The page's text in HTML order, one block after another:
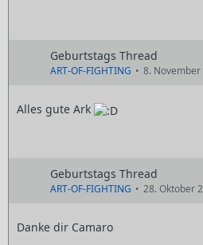
Geburtstags Thread
ART-OF-FIGHTING 8.
Alles gute Ark
Geburtstags Thread
ART-OF-FIGHTING 28. Oktober
Danke dir Camaro